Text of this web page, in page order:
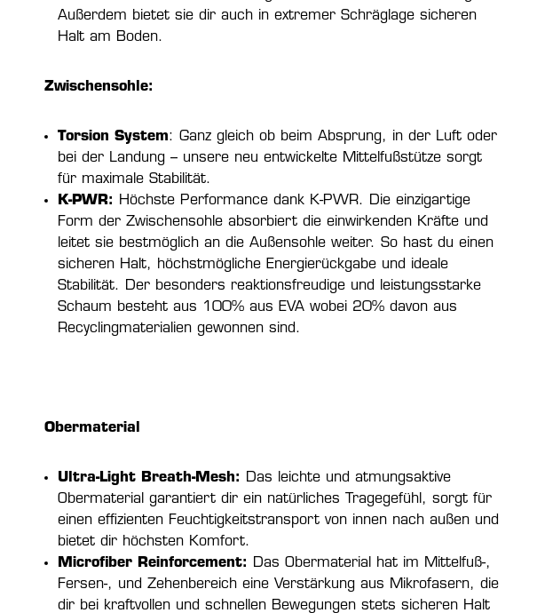
Außerdem bietet sie dir auch in extremer Schräglage sicheren
Halt am Boden.
Zwischensohle:
Torsion System: Ganz gleich ob beim Absprung, in der Luft oder
bei der Landung – unsere neu entwickelte Mittelfußstütze sorgt
für maximale Stabilität.
K-PWR: Höchste Performance dank K-PWR. Die einzigartige
Form der Zwischensohle absorbiert die einwirkenden Kräfte und
leitet sie bestmöglich an die Außensohle weiter. So hast du einen
sicheren Halt, höchstmögliche Energierückgabe und ideale
Stabilität. Der besonders reaktionsfreudige und leistungsstarke
Schaum besteht aus 100% aus EVA wobei 20% davon aus
Recyclingmaterialien gewonnen sind.
Obermaterial
Ultra-Light Breath-Mesh: Das leichte und atmungsaktive
Obermaterial garantiert dir ein natürliches Tragegefühl, sorgt für
einen effizienten Feuchtigkeitstransport von innen nach außen und
bietet dir höchsten Komfort.
Microfiber Reinforcement: Das Obermaterial hat im Mittelfuß-,
Fersen-, und Zehenbereich eine Verstärkung aus Mikrofasern, die
dir bei kraftvollen und schnellen Bewegungen stets sicheren Halt